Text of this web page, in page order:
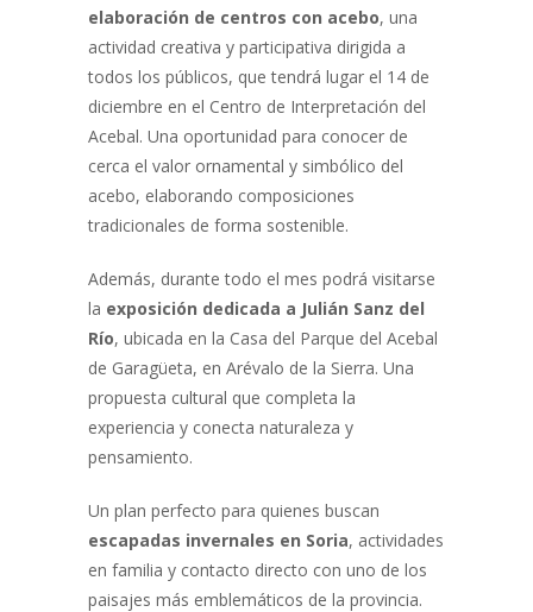
elaboración de centros con acebo, una
actividad creativa y participativa dirigida a
todos los públicos, que tendrá lugar el 14 de
diciembre en el Centro de Interpretación del
Acebal. Una oportunidad para conocer de
cerca el valor ornamental y simbólico del
acebo, elaborando composiciones
tradicionales de forma sostenible.
Además, durante todo el mes podrá visitarse
la exposición dedicada a Julián Sanz del
Río, ubicada en la Casa del Parque del Acebal
de Garagüeta, en Arévalo de la Sierra. Una
propuesta cultural que completa la
experiencia y conecta naturaleza y
pensamiento.
Un plan perfecto para quienes buscan
escapadas invernales en Soria, actividades
en familia y contacto directo con uno de los
paisajes más emblemáticos de la provincia.